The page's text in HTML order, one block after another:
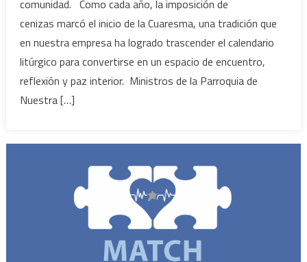
comunidad. Como cada año, la imposición de
cenizas marcó el inicio de la Cuaresma, una tradición que
en nuestra empresa ha logrado trascender el calendario
litúrgico para convertirse en un espacio de encuentro,
reflexión y paz interior. Ministros de la Parroquia de
Nuestra […]